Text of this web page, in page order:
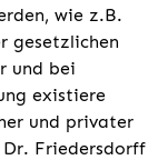
wie z.B.
gesetzlichen
und bei
existiere
und privater
Dr. Friedersdorff